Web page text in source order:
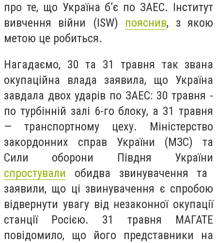
про те, що Україна б’є по ЗАЕС. Інститут
вивчення війни (ISW) пояснив, з якою
метою це робиться.
Нагадаємо, 30 та 31 травня так звана
окупаційна влада заявила, що Україна
завдала двох ударів по ЗАЕС: 30 травня -
по турбінній залі 6-го блоку, а 31 травня
— транспортному цеху. Міністерство
закордонних справ України (МЗС) та
Сили оборони Півдня України
спростували обидва звинувачення та
заявили, що ці звинувачення є спробою
відвернути увагу від незаконної окупації
станції Росією. 31 травня МАГАТЕ
повідомило, що його представники на